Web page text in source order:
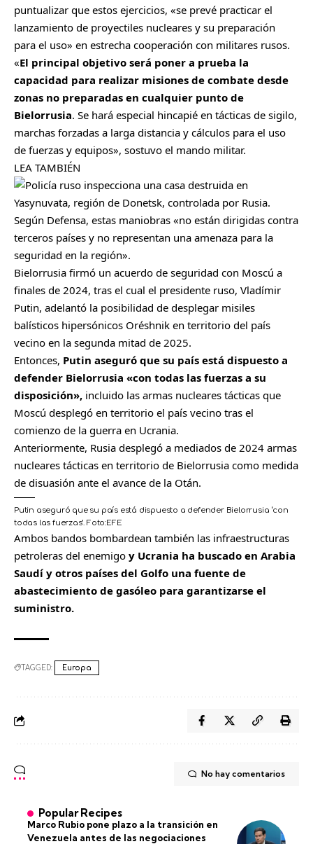
puntualizar que estos ejercicios, «se prevé practicar el
lanzamiento de proyectiles nucleares y su preparación
para el uso» en estrecha cooperación con militares rusos.
«El principal objetivo será poner a prueba la
capacidad para realizar misiones de combate desde
zonas no preparadas en cualquier punto de
Bielorrusia. Se hará especial hincapié en tácticas de sigilo,
marchas forzadas a larga distancia y cálculos para el uso
de fuerzas y equipos», sostuvo el mando militar.
LEA TAMBIÉN
Según Defensa, estas maniobras «no están dirigidas contra
terceros países y no representan una amenaza para la
seguridad en la región».
Bielorrusia firmó un acuerdo de seguridad con Moscú a
finales de 2024, tras el cual el presidente ruso, Vladímir
Putin, adelantó la posibilidad de desplegar misiles
balísticos hipersónicos Oréshnik en territorio del país
vecino en la segunda mitad de 2025.
Entonces, Putin aseguró que su país está dispuesto a
defender Bielorrusia «con todas las fuerzas a su
disposición», incluido las armas nucleares tácticas que
Moscú desplegó en territorio el país vecino tras el
comienzo de la guerra en Ucrania.
Anteriormente, Rusia desplegó a mediados de 2024 armas
nucleares tácticas en territorio de Bielorrusia como medida
de disuasión ante el avance de la Otán.
Putin aseguró que su país está dispuesto a defender Bielorrusia ‘con
todas las fuerzas’. Foto:EFE
Ambos bandos bombardean también las infraestructuras
petroleras del enemigo y Ucrania ha buscado en Arabia
Saudí y otros países del Golfo una fuente de
abastecimiento de gasóleo para garantizarse el
suministro.
TAGGED: Europa
No hay comentarios
Popular Recipes
Marco Rubio pone plazo a la transición en
Venezuela antes de las negociaciones